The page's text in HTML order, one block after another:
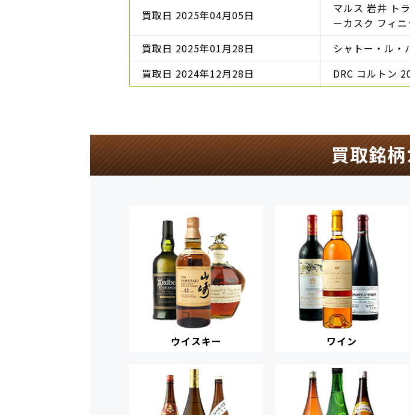
買取日 2025年04月05日
マルス 岩井 ト
ーカスク フィ
買取日 2025年01月28日 シャトー・ル・
買取日 2024年12月28日
DRC コルトン
買取銘
ウイスキー ワイン